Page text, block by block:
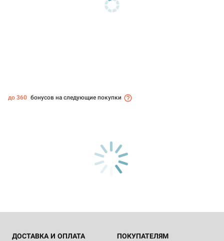
до 360 бонусов на следующие покупки
ДОСТАВКА И ОПЛАТА ПОКУПАТЕЛЯМ